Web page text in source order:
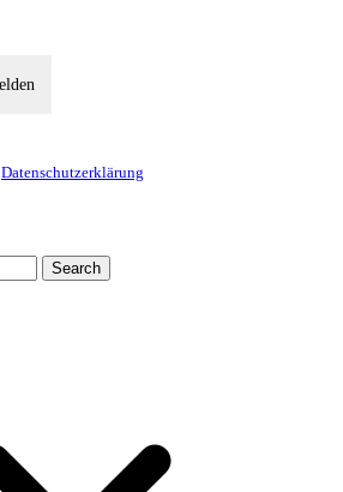
Datenschutzerklärung